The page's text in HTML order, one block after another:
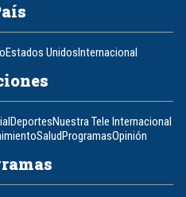
Estados UnidosInternacional
DeportesNuestra Tele Internacional
SaludProgramasOpinión